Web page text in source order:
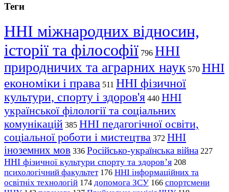
Теги
ННІ міжнародних відносин,
історії та філософії 796 ННІ
природничих та аграрних наук 570 ННІ
економіки і права 511 ННІ фізичної
культури, спорту і здоров'я 440 ННІ
української філології та соціальних
комунікацій 385 ННІ педагогічної освіти,
соціальної роботи і мистецтва 372 ННІ
іноземних мов 336 Російсько-українська війна 227
ННІ фізичної культури спорту та здоров’я 208
психологічний факультет 176 ННІ інформаційних та
освітніх технологій 174 допомога ЗСУ 166 спортсмени